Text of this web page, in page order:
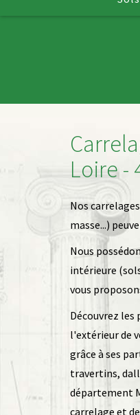
Loire -
Nos
masse...)
Nous
intérieure
vous
Découvrez
l'extérieur de
grâce à ses
travertins,
département
carrelage et